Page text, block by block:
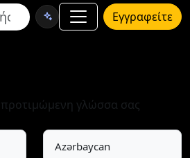
Εγγραφείτε
προτιμώμενη γλώσσα σας
Azərbaycan